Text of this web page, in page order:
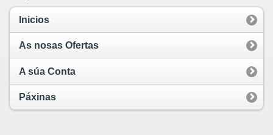
Inicios
As nosas Ofertas
A súa Conta
Páxinas